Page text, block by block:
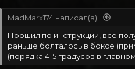
MadMarx174 написал(а):
Прошил по инструкции, всё
раньше болталось в боксе
(порядка 4-5 градусов в